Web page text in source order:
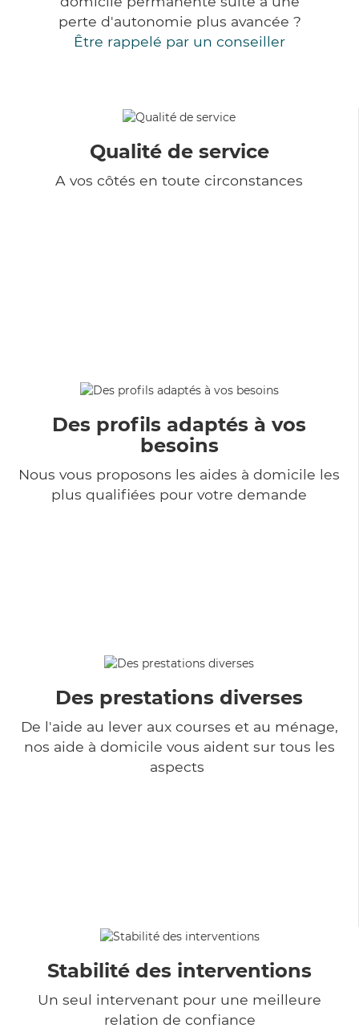
perte d'autonomie plus avancée ?
Être rappelé par un conseiller
Qualité de service
A vos côtés en toute circonstances
Des profils adaptés à vos
besoins
Nous vous proposons les aides à domicile les
plus qualifiées pour votre demande
Des prestations diverses
De l'aide au lever aux courses et au ménage,
nos aide à domicile vous aident sur tous les
aspects
Stabilité des interventions
Un seul intervenant pour une meilleure
relation de confiance